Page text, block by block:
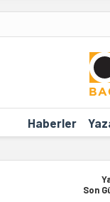
Haberler
Son